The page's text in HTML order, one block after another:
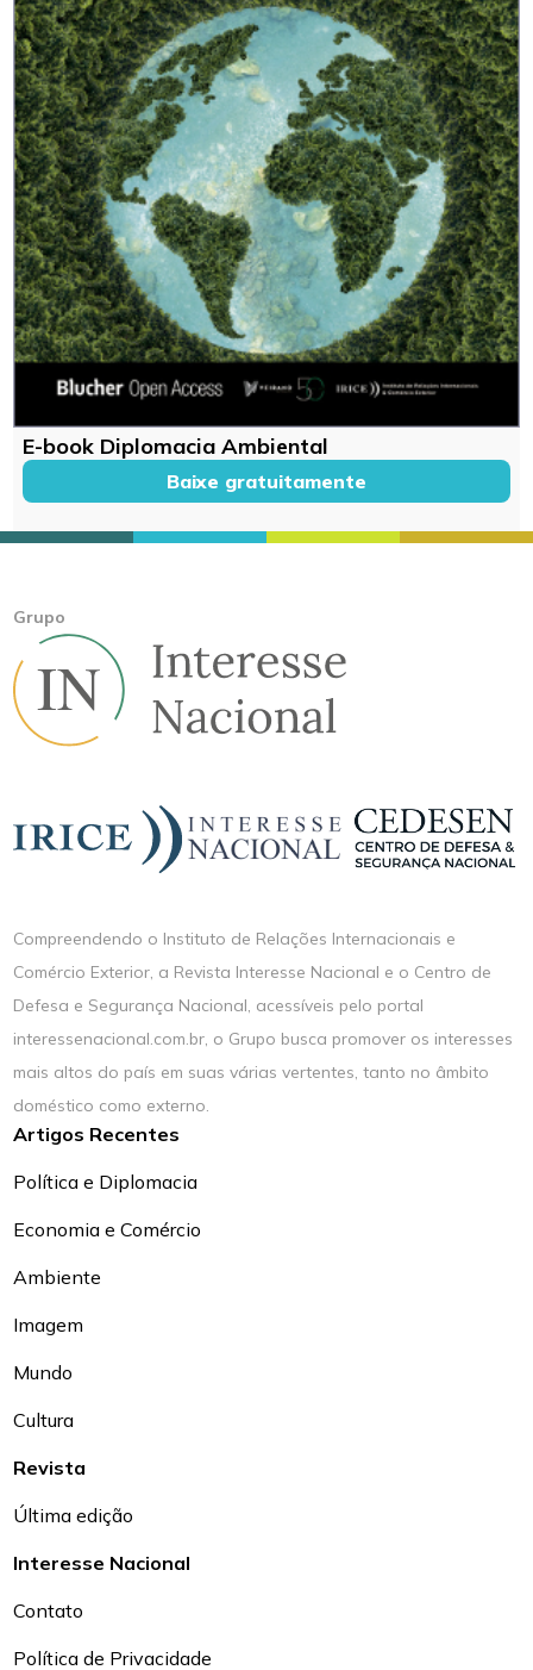
E-book Diplomacia Ambiental
Baixe gratuitamente
Grupo
Compreendendo o Instituto de Relações Internacionais e
Comércio Exterior, a Revista Interesse Nacional e o Centro de
Defesa e Segurança Nacional, acessíveis pelo portal
interessenacional.com.br, o Grupo busca promover os interesses
mais altos do país em suas várias vertentes, tanto no âmbito
doméstico como externo.
Artigos Recentes
Política e Diplomacia
Economia e Comércio
Ambiente
Imagem
Mundo
Cultura
Revista
Última edição
Interesse Nacional
Contato
Política de Privacidade